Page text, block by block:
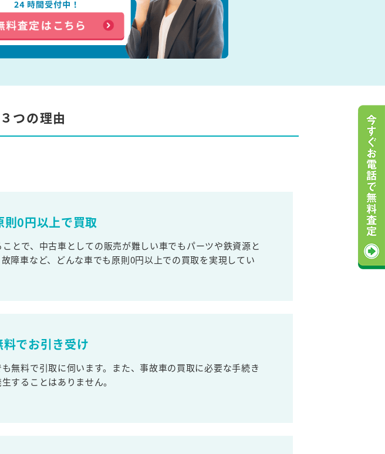
つの理由
則0円以上で買取
とで、中古車としての販売が難しい車でもパーツや鉄資源と
障車など、どんな車でも原則0円以上での買取を実現してい
でお引き受け
無料で引取に伺います。また、事故車の買取に必要な手続き
することはありません。